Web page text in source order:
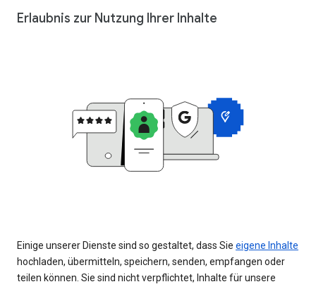
Erlaubnis zur Nutzung Ihrer Inhalte
Einige unserer Dienste sind so gestaltet, dass Sie eigene Inhalte
hochladen, übermitteln, speichern, senden, empfangen oder
teilen können. Sie sind nicht verpflichtet, Inhalte für unsere